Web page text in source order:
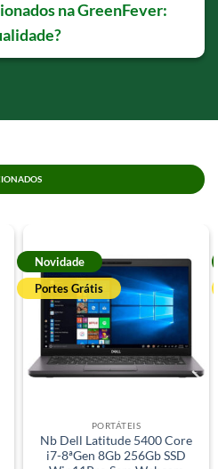
na GreenFever:
Novidade
Portes Grátis
PORTÁTEIS
Nb Dell Latitude 5400 Core
i7-8ªGen 8Gb 256Gb SSD